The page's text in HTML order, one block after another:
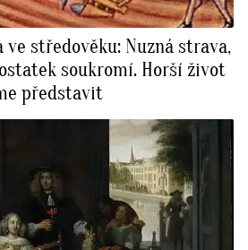
středověku: Nuzná strava,
soukromí. Horší život
představit